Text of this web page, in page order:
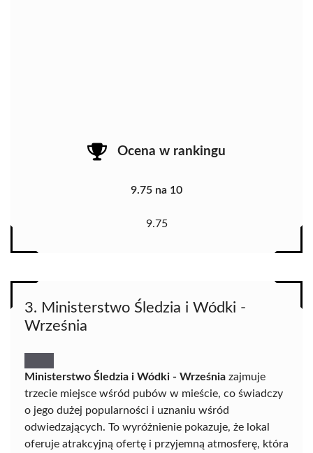
Ocena w rankingu
9.75 na 10
9.75
3. Ministerstwo Śledzia i Wódki -
Września
Ministerstwo Śledzia i Wódki - Września zajmuje
trzecie miejsce wśród pubów w mieście, co świadczy
o jego dużej popularności i uznaniu wśród
odwiedzających. To wyróżnienie pokazuje, że lokal
oferuje atrakcyjną ofertę i przyjemną atmosferę, która